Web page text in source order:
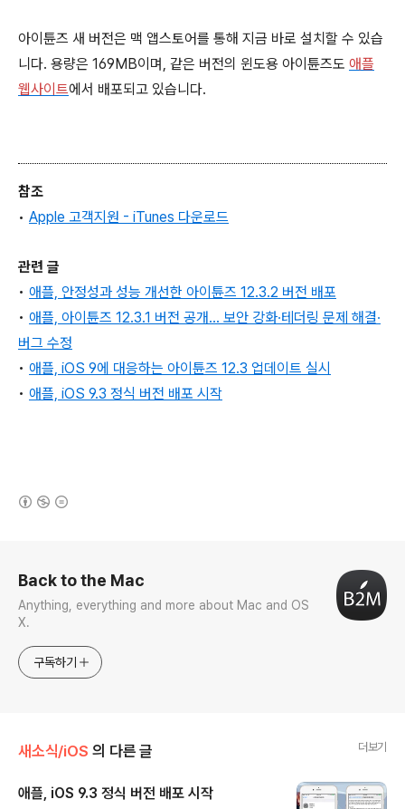
아이튠즈 새 버전은 맥 앱스토어를 통해 지금 바로 설치할 수 있습
니다. 용량은 169MB이며, 같은 버전의 윈도용 아이튠즈도 애플
웹사이트에서 배포되고 있습니다.
참조
• Apple 고객지원 - iTunes 다운로드
관련 글
• 애플, 안정성과 성능 개선한 아이튠즈 12.3.2 버전 배포
• 애플, 아이튠즈 12.3.1 버전 공개... 보안 강화∙테더링 문제 해결∙
버그 수정
• 애플, iOS 9에 대응하는 아이튠즈 12.3 업데이트 실시
• 애플, iOS 9.3 정식 버전 배포 시작
Back to the Mac
Anything, everything and more about Mac and OS
X.
구독하기
새소식/iOS 의 다른 글 더보기
애플, iOS 9.3 정식 버전 배포 시작